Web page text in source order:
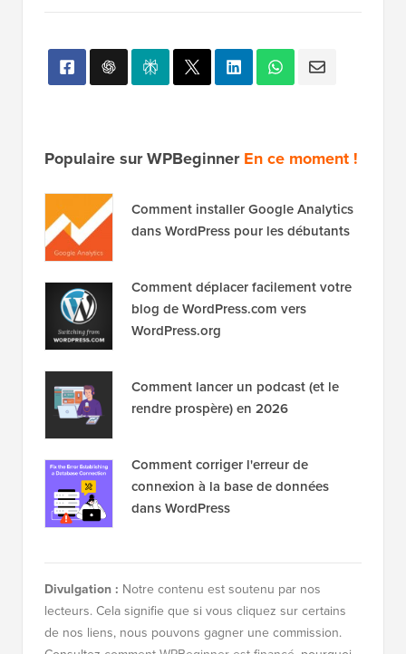
Populaire sur WPBeginnerEn ce moment !
Comment installer Google Analytics
dans WordPress pour les débutants
Comment déplacer facilement votre
blog de WordPress.com vers
WordPress.org
Comment lancer un podcast (et le
rendre prospère) en 2026
Comment corriger l'erreur de
connexion à la base de données
dans WordPress
Divulgation : Notre contenu est soutenu par nos
lecteurs. Cela signifie que si vous cliquez sur certains
de nos liens, nous pouvons gagner une commission.